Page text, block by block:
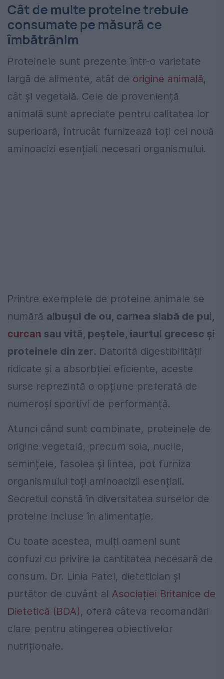
Cât de multe proteine trebuie
consumate ​​pe măsură ce
îmbătrânim
Proteinele sunt prezente într-o varietate
largă de alimente, atât de origine animală,
cât și vegetală. Cele de proveniență
animală sunt apreciate pentru calitatea lor
superioară, întrucât furnizează toți cei nouă
aminoacizi esențiali necesari organismului.
Printre exemplele de proteine animale se
numără albușul de ou, carnea slabă de pui,
curcan sau vită, peștele, iaurtul grecesc și
proteinele din zer. Datorită digestibilității
ridicate și a absorbției eficiente, aceste
surse reprezintă o opțiune preferată de
numeroși sportivi de performanță.
Atunci când sunt combinate, proteinele de
origine vegetală, precum soia, nucile,
semințele, fasolea și lintea, pot furniza
organismului toți aminoacizii esențiali.
Secretul constă în diversitatea surselor de
proteine incluse în alimentație.
Cu toate acestea, mulți oameni sunt
confuzi cu privire la cantitatea necesară de
consum. Dr. Linia Patel, dietetician și
purtător de cuvânt al Asociației Britanice de
Dietetică (BDA), oferă câteva recomandări
clare pentru atingerea obiectivelor
nutriționale.